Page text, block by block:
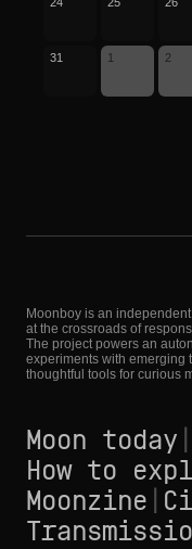
31 1 2
Moonboy is an
at the crossroads of
The project powers an
experiments with emerging
thoughtful tools for curious
Moon today
How to
Moonzine